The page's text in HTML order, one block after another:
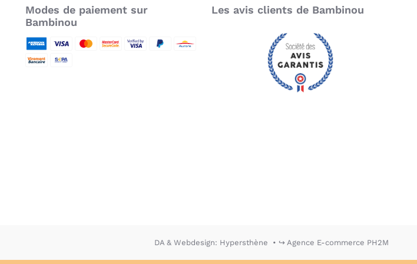
Modes de paiement sur
Bambinou
American Express
Visa
Les avis clients de Bambinou
DA & Webdesign: Hypersthène ↪ Agence E-commerce PH2M